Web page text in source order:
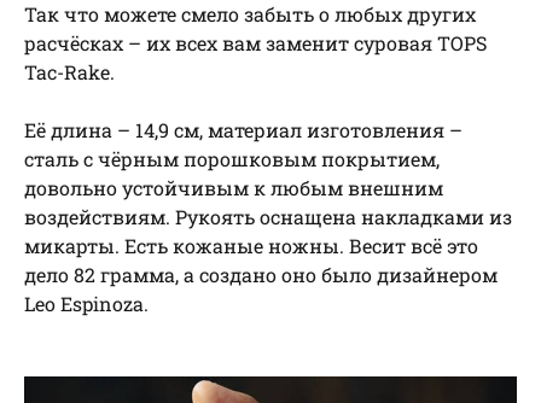
Так что можете смело забыть о любых других
расчёсках – их всех вам заменит суровая TOPS
Tac-Rake.
Её длина – 14,9 см, материал изготовления –
сталь с чёрным порошковым покрытием,
довольно устойчивым к любым внешним
воздействиям. Рукоять оснащена накладками из
микарты. Есть кожаные ножны. Весит всё это
дело 82 грамма, а создано оно было дизайнером
Leo Espinoza.